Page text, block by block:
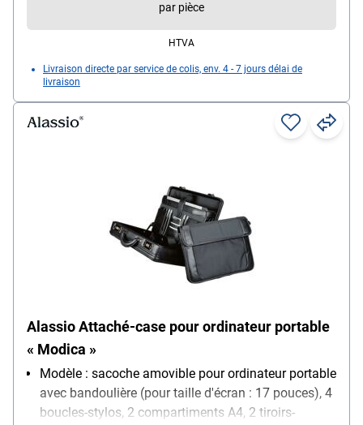
par pièce
HTVA
Livraison directe par service de colis, env. 4 - 7 jours délai de
livraison
Alassio Attaché-case pour ordinateur portable
« Modica »
Modèle : sacoche amovible pour ordinateur portable
avec bandoulière (pour taille d'écran : 17 pouces), 4
boucles-stylos, 2 compartiments A4, 2 tiroirs-